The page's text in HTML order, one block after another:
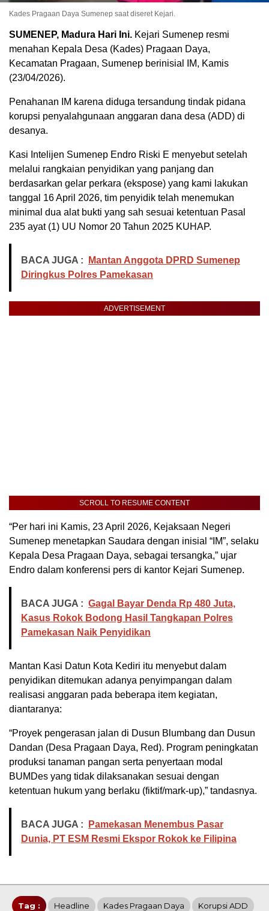
Kades Pragaan Daya Sumenep saat diseret Kejari.
SUMENEP, Madura Hari Ini. Kejari Sumenep resmi
menahan Kepala Desa (Kades) Pragaan Daya,
Kecamatan Pragaan, Sumenep berinisial IM, Kamis
(23/04/2026).
Penahanan IM karena diduga tersandung tindak pidana
korupsi penyalahgunaan anggaran dana desa (ADD) di
desanya.
Kasi Intelijen Sumenep Endro Riski E menyebut setelah
melalui rangkaian penyidikan yang panjang dan
berdasarkan gelar perkara (ekspose) yang kami lakukan
tanggal 16 April 2026, tim penyidik telah menemukan
minimal dua alat bukti yang sah sesuai ketentuan Pasal
235 ayat (1) UU Nomor 20 Tahun 2025 KUHAP.
BACA JUGA :
Mantan Anggota DPRD Sumenep
Diringkus Polres Pamekasan
ADVERTISEMENT
SCROLL TO RESUME CONTENT
“Per hari ini Kamis, 23 April 2026, Kejaksaan Negeri
Sumenep menetapkan Saudara dengan inisial “IM”, selaku
Kepala Desa Pragaan Daya, sebagai tersangka,” ujar
Endro dalam konferensi pers di kantor Kejari Sumenep.
BACA JUGA : Gagal Bayar Denda Rp 480 Juta,
Kasus Rokok Bodong Hasil Tangkapan Polres
Pamekasan Naik Penyidikan
Mantan Kasi Datun Kota Kediri itu menyebut dalam
penyidikan ditemukan adanya penyimpangan dalam
realisasi anggaran pada beberapa item kegiatan,
diantaranya:
“Proyek pengerasan jalan di Dusun Blumbang dan Dusun
Dandan (Desa Pragaan Daya, Red). Program peningkatan
produksi tanaman pangan serta penyertaan modal
BUMDes yang tidak dilaksanakan sesuai dengan
ketentuan hukum yang berlaku (fiktif/mark-up),” tandasnya.
BACA JUGA :
Pamekasan Menembus Pasar
Dunia, PT ESM Resmi Ekspor Rokok ke Filipina
Tag : Headline Kades Pragaan Daya Korupsi ADD